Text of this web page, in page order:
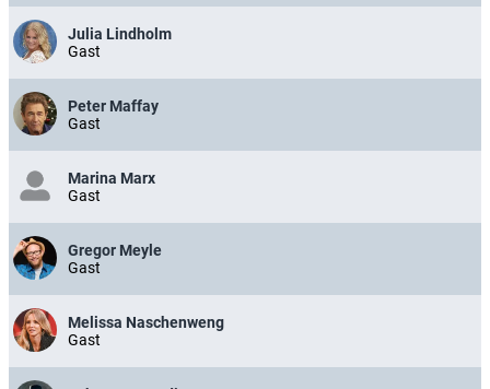
Julia Lindholm
Gast
Peter Maffay
Gast
Marina Marx
Gast
Gregor Meyle
Gast
Melissa Naschenweng
Gast